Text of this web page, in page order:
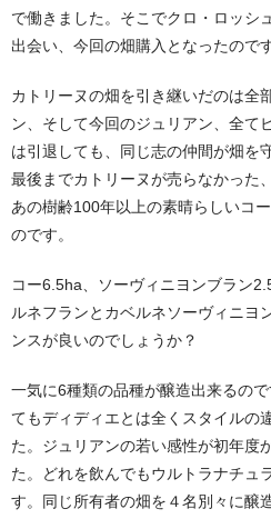
で働きました。そこでクロ・ロッシ
出会い、今回の畑購入となったのです
カトリーヌの畑を引き継いだのは全
ン、そして今回のジュリアン、全て
は引退しても、同じ志の仲間が畑を
最後までカトリーヌが売らなかった
あの樹齢100年以上の素晴らしいコ
のです。
コー6.5ha、ソーヴィニヨンブラン
ルネフランとカベルネソーヴィニヨ
ンスが良いのでしょうか？
一気に6種類の品種が醸造出来るの
てもディディエとは全くスタイルの
た。ジュリアンの若い感性が初年度
た。どれを飲んでもウルトラナチュ
す。同じ所有者の畑を４名別々に醸